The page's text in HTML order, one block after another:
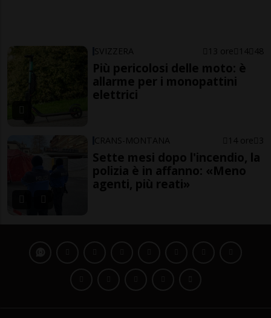
SVIZZERA 13 ore 14 48
Più pericolosi delle moto: è
allarme per i monopattini
elettrici
CRANS-MONTANA 14 ore 3
Sette mesi dopo l'incendio, la
polizia è in affanno: «Meno
agenti, più reati»